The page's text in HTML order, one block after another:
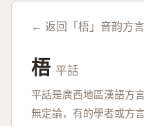
← 返回「梧」音韵方言
梧 平話
平話是廣西地區漢語方
無定論，有的學者或方